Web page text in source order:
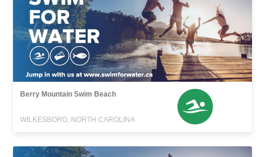
Berry Mountain Swim Beach
WILKESBORO, NORTH CAROLINA